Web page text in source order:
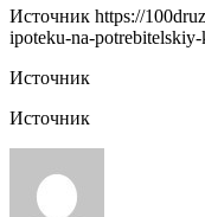
Источник https://
ipoteku-na-
Источник
Источник